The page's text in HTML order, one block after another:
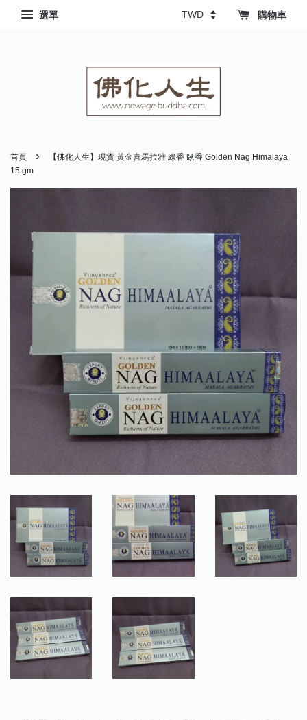
選單 購物車
首頁 ›
【佛化人生】現貨 黃金喜馬拉雅 線香 臥香 Golden Nag Himalaya
15 gm